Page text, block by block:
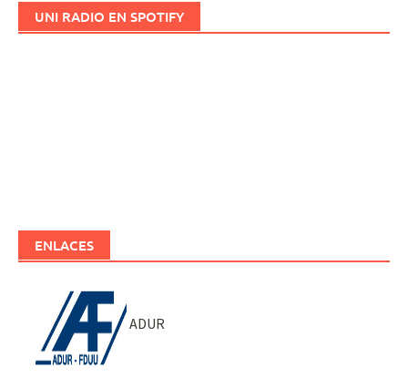
UNI RADIO EN SPOTIFY
ENLACES
ADUR